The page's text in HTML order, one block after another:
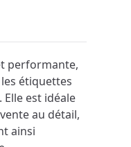
performante,
étiquettes
est idéale
au détail,
ainsi